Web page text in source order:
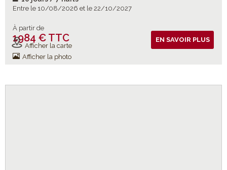
Entre le 10/08/2026 et le 22/10/2027
À partir de
1984 € TTC
Vols inclus
Afficher la carte
Afficher la photo
EN SAVOIR PLUS